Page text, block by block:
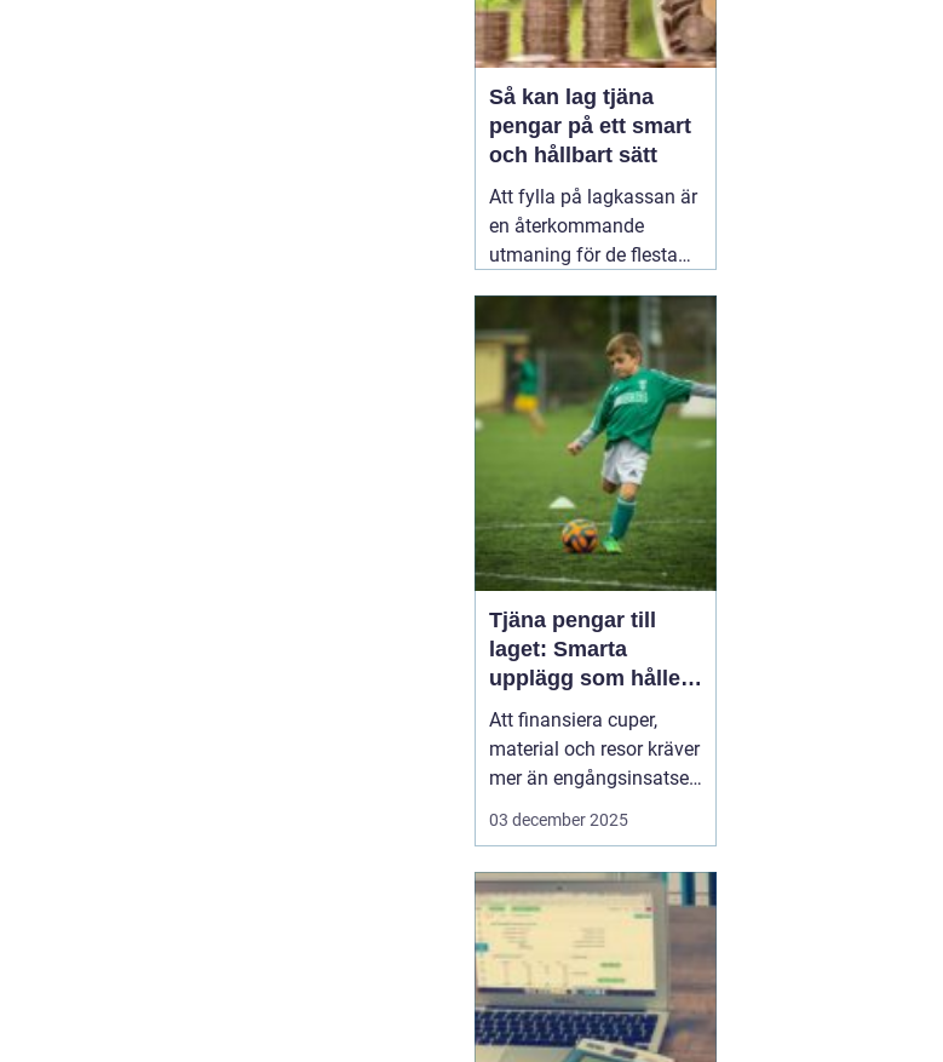
Så kan lag tjäna
pengar på ett smart
och hållbart sätt
Att fylla på lagkassan är
en återkommande
utmaning för de flesta
träningsläger, material,
domarkostnader och
resor äter snabbt upp
pengarna. Många söker
därför enkla och tydliga
20 januari 2026
Tjäna pengar till
laget: Smarta
upplägg som håller i
längden
Att finansiera cuper,
material och resor kräver
mer än engångsinsatser.
Många lag väljer idag
och lojala kunder. Fokus
ligger på vardagsvaror,
tydlig pl...
03 december 2025